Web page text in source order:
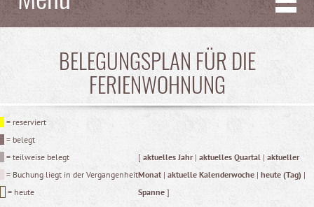
BELEGUNGSPLAN FÜR DIE
FERIENWOHNUNG
= reserviert
= belegt
= teilweise belegt
= Buchung liegt in der Vergangenheit
= heute
[ aktuelles Jahr| aktuelles Quartal | aktueller
Monat| aktuelle Kalenderwoche | heute (Tag) |
Spanne ]